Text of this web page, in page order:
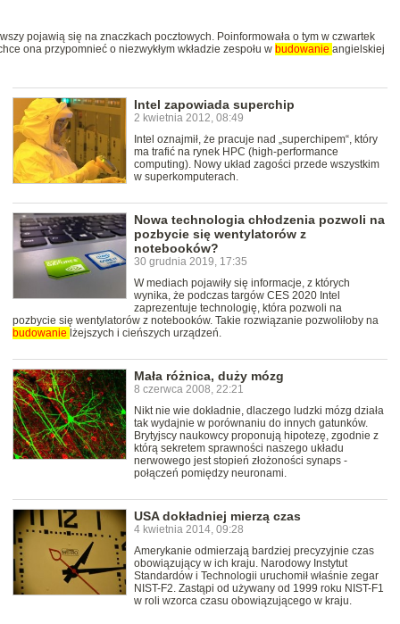
pojawią się na znaczkach pocztowych. Poinformowała o tym w czwartek
ona przypomnieć o niezwykłym wkładzie zespołu w budowanie angielskiej
Intel zapowiada superchip
2 kwietnia 2012, 08:49
Intel oznajmił, że pracuje nad „superchipem“, który
ma trafić na rynek HPC (high-performance
computing). Nowy układ zagości przede wszystkim
w superkomputerach.
Nowa technologia chłodzenia pozwoli na
pozbycie się wentylatorów z
notebooków?
30 grudnia 2019, 17:35
W mediach pojawiły się informacje, z których
wynika, że podczas targów CES 2020 Intel
zaprezentuje technologię, która pozwoli na
pozbycie się wentylatorów z notebooków. Takie rozwiązanie pozwoliłoby na
budowanie lżejszych i cieńszych urządzeń.
Mała różnica, duży mózg
8 czerwca 2008, 22:21
Nikt nie wie dokładnie, dlaczego ludzki mózg działa
tak wydajnie w porównaniu do innych gatunków.
Brytyjscy naukowcy proponują hipotezę, zgodnie z
którą sekretem sprawności naszego układu
nerwowego jest stopień złożoności synaps -
połączeń pomiędzy neuronami.
USA dokładniej mierzą czas
4 kwietnia 2014, 09:28
Amerykanie odmierzają bardziej precyzyjnie czas
obowiązujący w ich kraju. Narodowy Instytut
Standardów i Technologii uruchomił właśnie zegar
NIST-F2. Zastąpi od używany od 1999 roku NIST-F1
w roli wzorca czasu obowiązującego w kraju.